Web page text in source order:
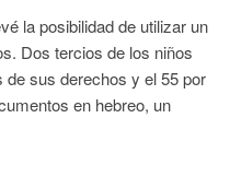
la posibilidad de utilizar un
Dos tercios de los niños
de sus derechos y el 55 por
en hebreo, un